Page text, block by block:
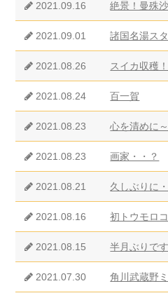
2021.09.16 絶景！曼殊
2021.09.01 諸国名湯ス
2021.08.26 スイカ収穫！
2021.08.24 百一賀
2021.08.23 心を清めに
2021.08.23 画家・・？
2021.08.21 久しぶりに・
2021.08.16 初トウモロ
2021.08.15 半月ぶりです
2021.07.30 角川武蔵野